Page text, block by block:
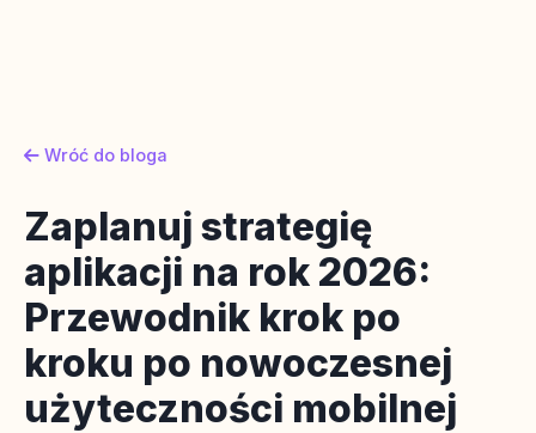
Wróć do bloga
Zaplanuj strategię
aplikacji na rok 2026:
Przewodnik krok po
kroku po nowoczesnej
użyteczności mobilnej